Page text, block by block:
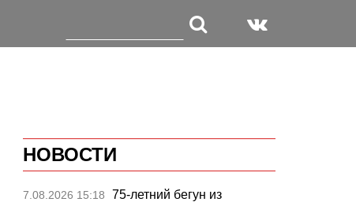
НОВОСТИ
7.08.2026 15:18
75-летний бегун из